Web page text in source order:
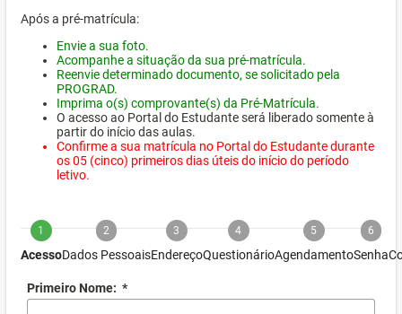
Após a pré-matrícula:
Envie a sua foto.
Acompanhe a situação da sua pré-matrícula.
Reenvie determinado documento, se solicitado pela
PROGRAD.
Imprima o(s) comprovante(s) da Pré-Matrícula.
O acesso ao Portal do Estudante será liberado somente à
partir do início das aulas.
Confirme a sua matrícula no Portal do Estudante durante
os 05 (cinco) primeiros dias úteis do início do período
letivo.
1
Acesso
2
Dados Pessoais
3
Endereço
4
Questionário
5
Agendamento
6
Senha
Primeiro Nome: *